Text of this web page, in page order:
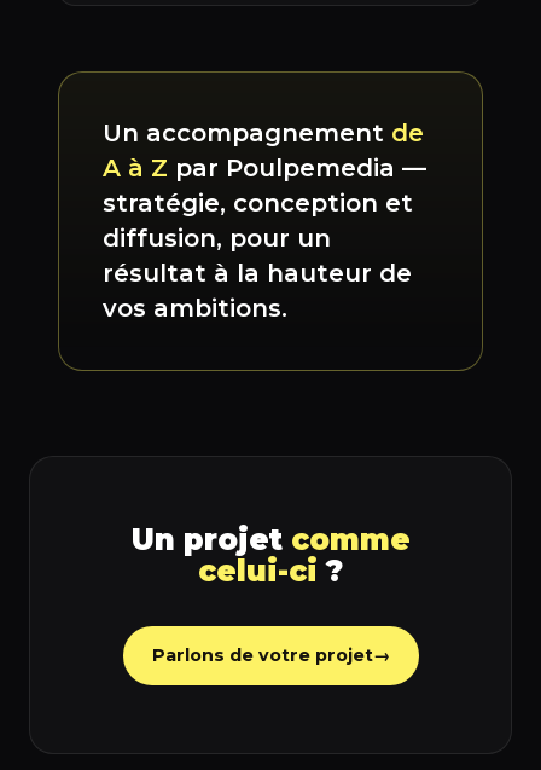
Un accompagnement de
A à Z par Poulpemedia —
stratégie, conception et
diffusion, pour un
résultat à la hauteur de
vos ambitions.
Un projet comme
celui-ci ?
Parlons de votre projet→